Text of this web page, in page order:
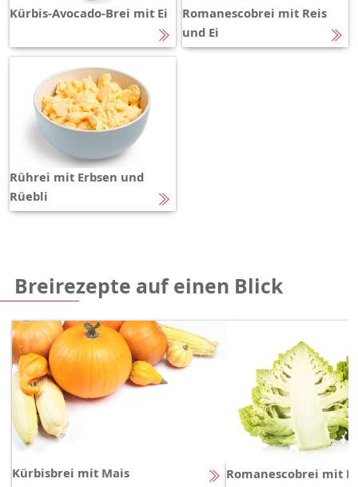
Kürbis-Avocado-Brei mit Ei
Romanescobrei mit Reis
und Ei
Rührei mit Erbsen und
Rüebli
Breirezepte auf einen Blick
Kürbisbrei mit Mais Romanescobrei mit